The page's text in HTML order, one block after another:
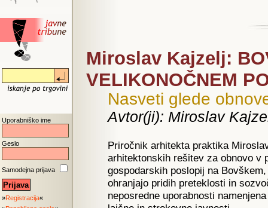
Uporabniško ime
Geslo
Samodejna prijava
»Registracija«
Miroslav Kajzelj:
VELIKONOČNEM
Nasveti glede
Avtor(ji): Miroslav
Priročnik arhitekta praktika
arhitektonskih rešitev za obnovo v
gospodarskih poslopij na
ohranjajo pridih preteklosti in
neposredne uporabnosti